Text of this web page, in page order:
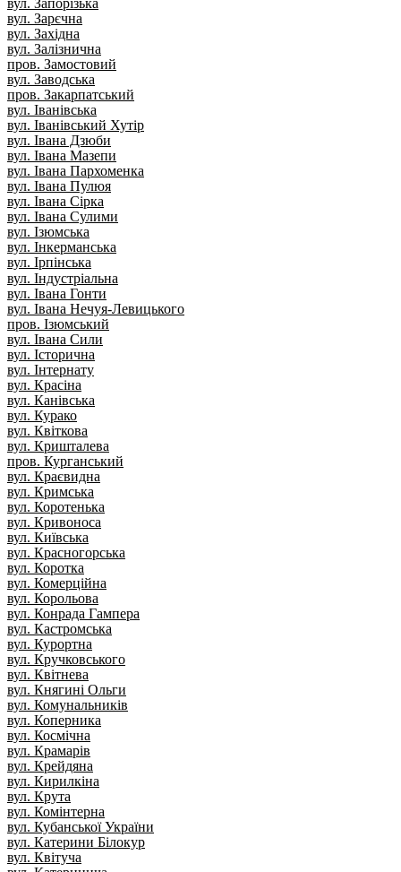
вул. Зарєчна
вул. Західна
вул. Залізнична
пров. Замостовий
вул. Заводська
пров. Закарпатський
вул. Іванівська
вул. Іванівський Хутір
вул. Івана Дзюби
вул. Івана Мазепи
вул. Івана Пархоменка
вул. Івана Пулюя
вул. Івана Сірка
вул. Івана Сулими
вул. Ізюмська
вул. Інкерманська
вул. Ірпінська
вул. Індустріальна
вул. Івана Гонти
вул. Івана Нечуя-Левицького
пров. Ізюмський
вул. Івана Сили
вул. Історична
вул. Інтернату
вул. Красіна
вул. Канівська
вул. Курако
вул. Квіткова
вул. Кришталева
пров. Курганський
вул. Краєвидна
вул. Кримська
вул. Коротенька
вул. Кривоноса
вул. Київська
вул. Красногорська
вул. Коротка
вул. Комерційна
вул. Корольова
вул. Конрада Гампера
вул. Кастромська
вул. Курортна
вул. Кручковського
вул. Квітнева
вул. Княгині Ольги
вул. Комунальників
вул. Коперника
вул. Космічна
вул. Крамарів
вул. Крейдяна
вул. Кирилкіна
вул. Крута
вул. Комінтерна
вул. Кубанської України
вул. Катерини Білокур
вул. Квітуча